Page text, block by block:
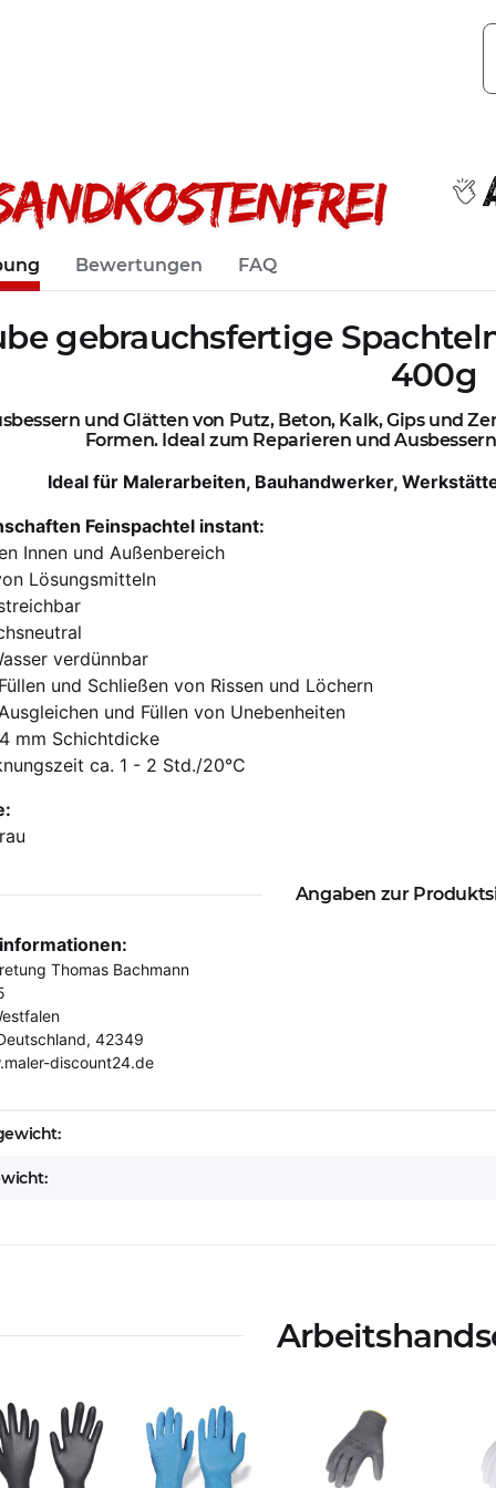
Bewertungen FAQ
gebrauchsfertige
400g
und Glätten von Putz, Beton, Kalk, Gips und
Formen. Ideal zum Reparieren und
Ideal für Malerarbeiten, Bauhandwerker,
Feinspachtel instant:
Innen und Außenbereich
Lösungsmitteln
verdünnbar
und Schließen von Rissen und Löchern
und Füllen von Unebenheiten
mm Schichtdicke
ca. 1 - 2 Std./20°C
Angaben zur
Thomas Bachmann
42349
discount24.de